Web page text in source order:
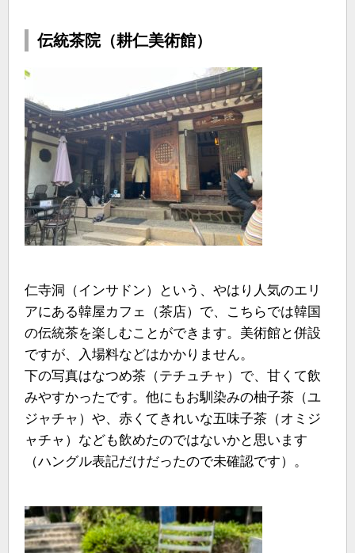
伝統茶院（耕仁美術館）
仁寺洞（インサドン）という、やはり人気のエリ
アにある韓屋カフェ（茶店）で、こちらでは韓国
の伝統茶を楽しむことができます。美術館と併設
ですが、入場料などはかかりません。
下の写真はなつめ茶（テチュチャ）で、甘くて飲
みやすかったです。他にもお馴染みの柚子茶（ユ
ジャチャ）や、赤くてきれいな五味子茶（オミジ
ャチャ）なども飲めたのではないかと思います
（ハングル表記だけだったので未確認です）。